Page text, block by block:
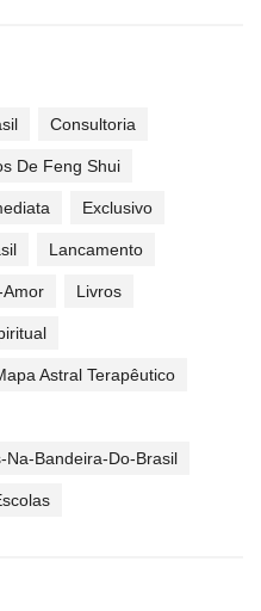
Consultoria
De Feng Shui
Exclusivo
Lancamento
Amor Livros
Astral Terapêutico
Na-Bandeira-Do-Brasil